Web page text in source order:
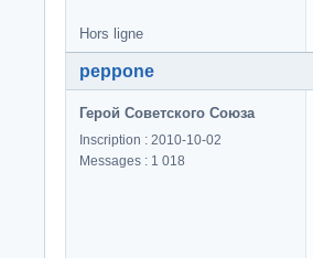
Hors ligne
peppone
Герой Советского Союза
Inscription : 2010-10-02
Messages : 1 018